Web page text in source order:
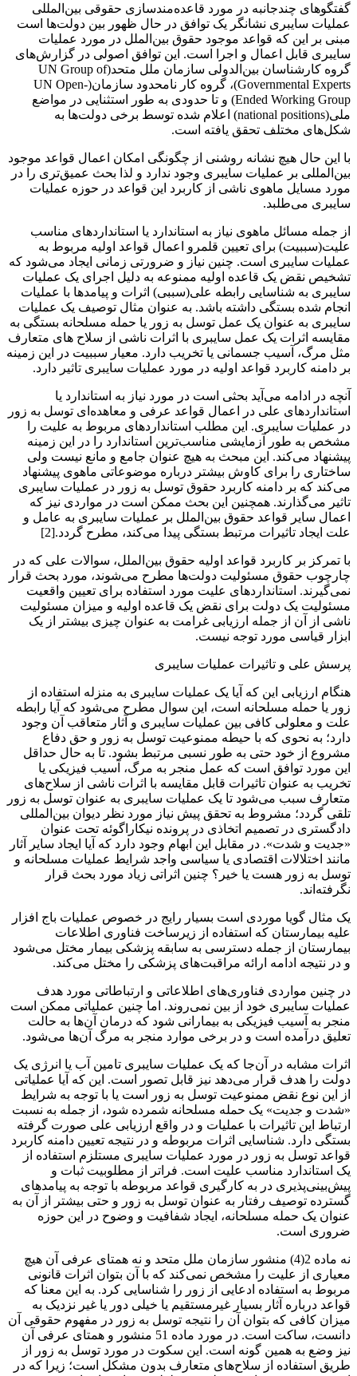
گفتگوهای چندجانبه در مورد قاعده‌مندسازی حقوقی بین‌المللی
عملیات سایبری نشانگر یک توافق در حال ظهور بین دولت‌ها است
مبنی بر این که قواعد موجود حقوق بین‌الملل در مورد عملیات
سایبری قابل اعمال و اجرا است. این توافق اصولی در گزارش‌های
گروه کارشناسان بین‌الدولی سازمان ملل متحد(UN Group of
Governmental Experts)، گروه کار نامحدود سازمان(UN Open-
Ended Working Group) و تا حدودی به طور استثنایی در مواضع
ملی(national positions) اعلام شده توسط برخی دولت‌ها به
شکل‌های مختلف تحقق یافته است.
با این حال هیچ نشانه روشنی از چگونگی امکان اعمال قواعد موجود
بین‌المللی بر عملیات سایبری وجود ندارد و لذا بحث عمیق‌تری را در
مورد مسایل ماهوی ناشی از کاربرد این قواعد در حوزه عملیات
سایبری می‌طلبد.
از جمله مسائل ماهوی نیاز به استاندارد یا استانداردهای مناسب
علیت(سببیت) برای تعیین قلمرو اعمال قواعد اولیه مربوط به
عملیات سایبری است. چنین نیاز و ضرورتی زمانی ایجاد می‌شود که
تشخیص نقض یک قاعده اولیه ممنوعه به دلیل اجرای یک عملیات
سایبری به شناسایی رابطه علی(سببی) اثرات و پیامدها با عملیات
انجام شده بستگی داشته باشد. به عنوان مثال توصیف یک عملیات
سایبری به عنوان یک عمل توسل به زور یا حمله مسلحانه بستگی به
مقایسه اثرات یک عمل سایبری با اثرات ناشی از سلاح های متعارف
مثل مرگ، آسیب جسمانی یا تخریب دارد. معیار سببیت در این زمینه
بر دامنه کاربرد قواعد اولیه در مورد عملیات سایبری تاثیر دارد.
آنچه در ادامه می‌آید بحثی است در مورد نیاز به استاندارد یا
استانداردهای علی در اعمال قواعد عرفی و معاهده‌ای توسل به زور
در عملیات سایبری. این مطلب استانداردهای مربوط به علیت را
مشخص به طور آزمایشی مناسب‌ترین استاندارد را در این زمینه
پیشنهاد می‌کند. این مبحث به هیچ عنوان جامع و مانع نیست ولی
ساختاری را برای کاوش بیشتر درباره موضوعاتی ماهوی پیشنهاد
می‌کند که بر دامنه کاربرد حقوق توسل به زور در عملیات سایبری
تاثیر می‌گذارند. همچنین این بحث ممکن است در مواردی نیز که
اعمال سایر قواعد حقوق بین‌الملل بر عملیات سایبری به عامل و
علت ایجاد تاثیرات مرتبط بستگی پیدا می‌کند، مطرح گردد.[2]
با تمرکز بر کاربرد قواعد اولیه حقوق بین‌الملل، سوالات علی که در
چارچوب حقوق مسئولیت دولت‌ها مطرح می‌شوند، مورد بحث قرار
نمی‌گیرند. استانداردهای علیت مورد استفاده برای تعیین واقعیت
مسئولیت یک دولت برای نقض یک قاعده اولیه و میزان مسئولیت
ناشی از آن از جمله ارزیابی غرامت به عنوان چیزی بیشتر از یک
ابزار قیاسی مورد توجه نیست.
پرسش علی و تاثیرات عملیات سایبری
هنگام ارزیابی این که آیا یک عملیات سایبری به منزله استفاده از
زور یا حمله مسلحانه است، این سوال مطرح می‌شود که آیا رابطه
علت و معلولی کافی بین عملیات سایبری و آثار متعاقب آن وجود
دارد؛ به نحوی که با حیطه ممنوعیت توسل به زور و حق دفاع
مشروع از خود حتی به طور نسبی مرتبط بشود. تا به حال حداقل
این مورد توافق است که عمل منجر به مرگ، آسیب فیزیکی یا
تخریب به عنوان تاثیرات قابل مقایسه با اثرات ناشی از سلاح‌های
متعارف سبب می‌شود تا یک عملیات سایبری به عنوان توسل به زور
تلقی گردد؛ مشروط به تحقق پیش نیاز مورد نظر دیوان بین‌المللی
دادگستری در تصمیم اتخاذی در پرونده نیکاراگوئه تحت عنوان
«جدیت و شدت». در مقابل این ابهام وجود دارد که آیا ایجاد سایر آثار
مانند اختلالات اقتصادی یا سیاسی واجد شرایط عملیات مسلحانه و
توسل به زور هست یا خیر؟ چنین اثراتی زیاد مورد بحث قرار
نگرفته‌اند.
یک مثال گویا موردی است بسیار رایج در خصوص عملیات باج افزار
علیه بیمارستان که استفاده از زیرساخت فناوری اطلاعات
بیمارستان از جمله دسترسی به سابقه پزشکی بیمار مختل می‌شود
و در نتیجه ادامه ارائه مراقبت‌های پزشکی را مختل می‌کند.
در چنین مواردی فناوری‌های اطلاعاتی و ارتباطاتی مورد هدف
عملیات سایبری خود از بین نمی‌روند. اما چنین عملیاتی ممکن است
منجر به آسیب فیزیکی به بیمارانی شود که درمان آن‌ها به حالت
تعلیق درآمده است و در برخی موارد منجر به مرگ آن‌ها می‌شود.
اثرات مشابه در آن‌جا که یک عملیات سایبری تامین آب یا انرژی یک
دولت را هدف قرار می‌دهد نیز قابل تصور است. این که آیا عملیاتی
از این نوع نقض ممنوعیت توسل به زور است یا با توجه به شرایط
«شدت و جدیت» یک حمله مسلحانه شمرده شود، از جمله به نسبت
ارتباط این تاثیرات با عملیات و در واقع ارزیابی علی صورت گرفته
بستگی دارد. شناسایی اثرات مربوطه و در نتیجه تعیین دامنه کاربرد
قواعد توسل به زور در مورد عملیات سایبری مستلزم استفاده از
یک استاندارد مناسب علیت است. فراتر از مطلوبیت ثبات و
پیش‌بینی‌پذیری در به کارگیری قواعد مربوطه با توجه به پیامدهای
گسترده توصیف رفتار به عنوان توسل به زور و حتی بیشتر از آن به
عنوان یک حمله مسلحانه، ایجاد شفافیت و وضوح در این حوزه
ضروری است.
نه ماده 2(4) منشور سازمان ملل متحد و نه همتای عرفی آن هیچ
معیاری از علیت را مشخص نمی‌کند که با آن بتوان اثرات قانونی
مربوط به استفاده ادعایی از زور را شناسایی کرد. به این معنا که
قواعد درباره آثار بسیار غیرمستقیم یا خیلی دور یا غیر نزدیک به
میزان کافی که بتوان آن را نتیجه توسل به زور در مفهوم حقوقی آن
دانست، ساکت است. در مورد ماده 51 منشور و همتای عرفی آن
نیز وضع به همین گونه است. این سکوت در مورد توسل به زور از
طریق استفاده از سلاح‌های متعارف بدون مشکل است؛ زیرا که در